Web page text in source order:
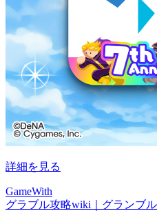
詳細を見る
GameWith
グラブル攻略wiki｜グランブ